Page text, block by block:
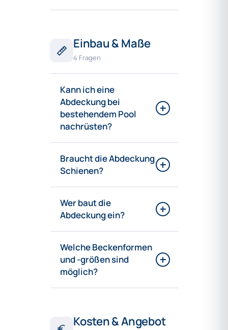
Einbau & Maße
4 Fragen
Kann ich eine
Abdeckung bei
bestehendem Pool
nachrüsten?
Braucht die Abdeckung
Schienen?
Wer baut die
Abdeckung ein?
Welche Beckenformen
und -größen sind
möglich?
Kosten & Angebot